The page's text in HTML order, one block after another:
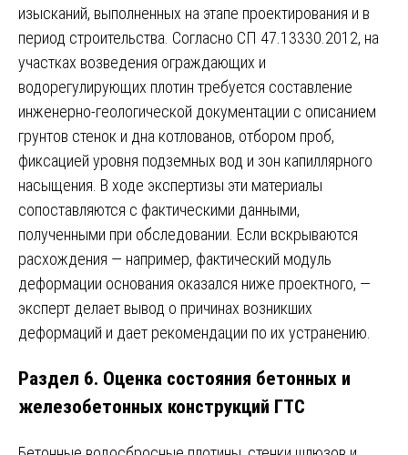
изысканий, выполненных на этапе проектирования и в
период строительства. Согласно СП 47.13330.2012, на
участках возведения ограждающих и
водорегулирующих плотин требуется составление
инженерно-геологической документации с описанием
грунтов стенок и дна котлованов, отбором проб,
фиксацией уровня подземных вод и зон капиллярного
насыщения. В ходе экспертизы эти материалы
сопоставляются с фактическими данными,
полученными при обследовании. Если вскрываются
расхождения — например, фактический модуль
деформации основания оказался ниже проектного, —
эксперт делает вывод о причинах возникших
деформаций и дает рекомендации по их устранению.
Раздел 6. Оценка состояния бетонных и
железобетонных конструкций ГТС